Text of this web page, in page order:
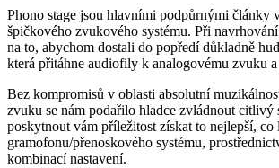
Phono stage jsou hlavními podpůrnými články
špičkového zvukového systému. Při
na to, abychom dostali do popředí důkladně
která přitáhne audiofily k analogovému zvuku
Bez kompromisů v oblasti absolutní
zvuku se nám podařilo hladce zvládnout citlivý
poskytnout vám příležitost získat to nejlepší, co
gramofonu/přenoskového systému,
kombinací nastavení.